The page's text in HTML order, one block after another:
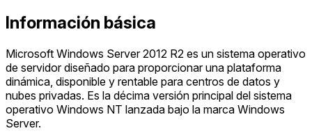
Información básica
Microsoft Windows Server 2012 R2 es un sistema operativo
de servidor diseñado para proporcionar una plataforma
dinámica, disponible y rentable para centros de datos y
nubes privadas. Es la décima versión principal del sistema
operativo Windows NT lanzada bajo la marca Windows
Server.